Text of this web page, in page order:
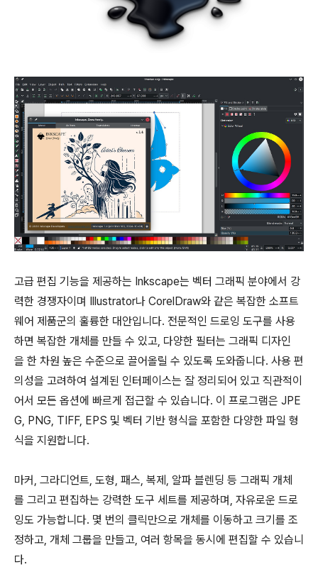
고급 편집 기능을 제공하는 Inkscape는 벡터 그래픽 분야에서 강
력한 경쟁자이며 Illustrator나 CorelDraw와 같은 복잡한 소프트
웨어 제품군의 훌륭한 대안입니다. 전문적인 드로잉 도구를 사용
하면 복잡한 개체를 만들 수 있고, 다양한 필터는 그래픽 디자인
을 한 차원 높은 수준으로 끌어올릴 수 있도록 도와줍니다. 사용 편
의성을 고려하여 설계된 인터페이스는 잘 정리되어 있고 직관적이
어서 모든 옵션에 빠르게 접근할 수 있습니다. 이 프로그램은 JPE
G, PNG, TIFF, EPS 및 벡터 기반 형식을 포함한 다양한 파일 형
식을 지원합니다.
마커, 그라디언트, 도형, 패스, 복제, 알파 블렌딩 등 그래픽 개체
를 그리고 편집하는 강력한 도구 세트를 제공하며, 자유로운 드로
잉도 가능합니다. 몇 번의 클릭만으로 개체를 이동하고 크기를 조
정하고, 개체 그룹을 만들고, 여러 항목을 동시에 편집할 수 있습니
다.